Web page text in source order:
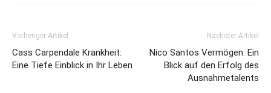
Vorheriger Artikel
Cass Carpendale Krankheit:
Eine Tiefe Einblick in Ihr Leben
Nächster Artikel
Nico Santos Vermögen: Ein
Blick auf den Erfolg des
Ausnahmetalents